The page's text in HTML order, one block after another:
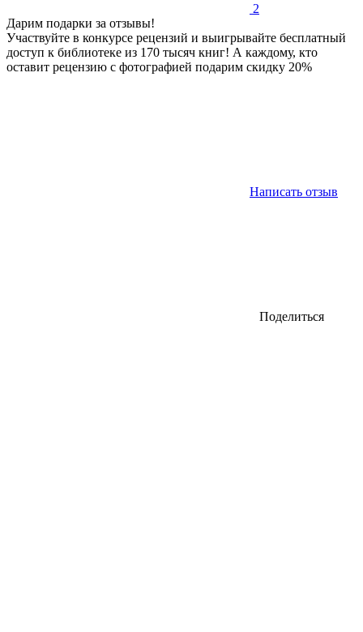
2
Дарим подарки за отзывы!
Участвуйте в конкурсе рецензий и выигрывайте бесплатный
доступ к библиотеке из 170 тысяч книг! А каждому, кто
оставит рецензию с фотографией подарим скидку 20%
Написать отзыв
Поделиться